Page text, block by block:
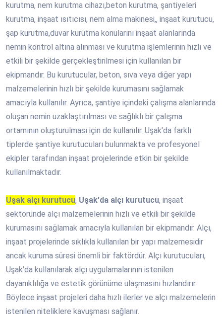
kurutma, nem kurutma cihazı,beton kurutma, şantiyeleri
kurutma, inşaat ısıtıcısı, nem alma makinesi,, inşaat kurutucu,
şap kurutma,duvar kurutma konularını inşaat alanlarında
nemin kontrol altına alınması ve kurutma işlemlerinin hızlı ve
etkili bir şekilde gerçekleştirilmesi için kullanılan bir
ekipmandır. Bu kurutucular, beton, sıva veya diğer yapı
malzemelerinin hızlı bir şekilde kurumasını sağlamak
amacıyla kullanılır. Ayrıca, şantiye içindeki çalışma alanlarında
oluşan nemin uzaklaştırılması ve sağlıklı bir çalışma
ortamının oluşturulması için de kullanılır. Uşak'da farklı
tiplerde şantiye kurutucuları bulunmakta ve profesyonel
ekipler tarafından inşaat projelerinde etkin bir şekilde
kullanılmaktadır.
Uşak alçı kurutucu, Uşak'da alçı kurutucu, inşaat
sektöründe alçı malzemelerinin hızlı ve etkili bir şekilde
kurumasını sağlamak amacıyla kullanılan bir ekipmandır. Alçı,
inşaat projelerinde sıklıkla kullanılan bir yapı malzemesidir
ancak kuruma süresi önemli bir faktördür. Alçı kurutucuları,
Uşak'da kullanılarak alçı uygulamalarının istenilen
dayanıklılığa ve estetik görünüme ulaşmasını hızlandırır.
Böylece inşaat projeleri daha hızlı ilerler ve alçı malzemelerin
istenilen niteliklere kavuşması sağlanır.